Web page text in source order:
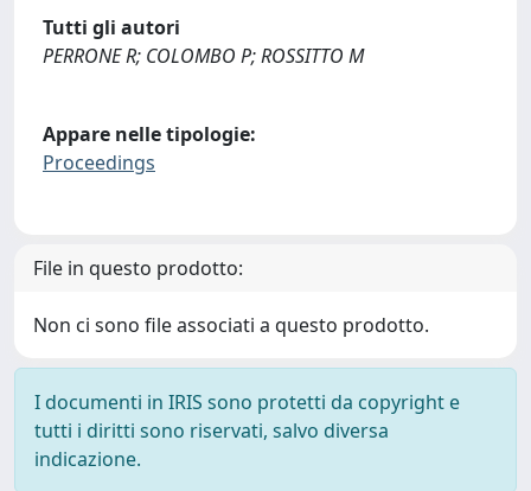
Tutti gli autori
PERRONE R; COLOMBO P; ROSSITTO M
Appare nelle tipologie:
Proceedings
File in questo prodotto:
Non ci sono file associati a questo prodotto.
I documenti in IRIS sono protetti da copyright e
tutti i diritti sono riservati, salvo diversa
indicazione.